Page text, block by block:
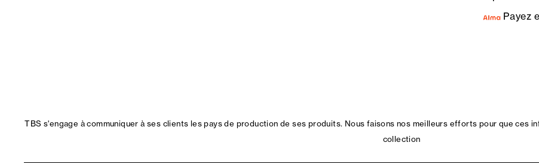
Payez
TBS s'engage à communiquer à ses clients les pays de production de ses produits. Nous faisons nos meilleurs efforts pour que ces
collection